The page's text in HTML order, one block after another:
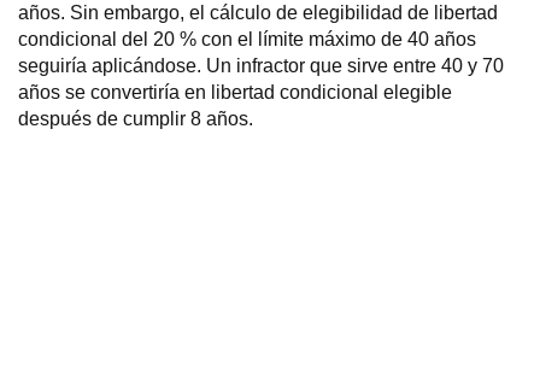
años. Sin embargo, el cálculo de elegibilidad de libertad
condicional del 20 % con el límite máximo de 40 años
seguiría aplicándose. Un infractor que sirve entre 40 y 70
años se convertiría en libertad condicional elegible
después de cumplir 8 años.